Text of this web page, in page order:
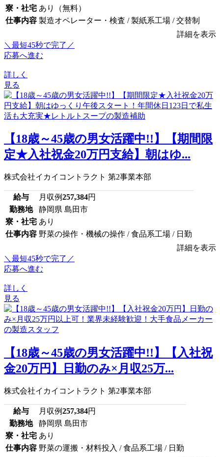
寮・社宅 あり（無料）
仕事内容 製造オペレーター・検査 / 製紙系工場 / 交替制
詳細を表示
＼最短45秒で完了／
応募へ進む
詳しく
見る
【18歳～45歳の男女活躍中!!】【期間限
定★入社祝金20万円支給】朝はゆ...
株式会社イカイコントラクト 第2事業本部
給与 月収例257,384円
勤務地
静岡県 島田市
寮・社宅 あり
仕事内容 野菜の操作・機械の操作 / 食品系工場 / 日勤
詳細を表示
＼最短45秒で完了／
応募へ進む
詳しく
見る
【18歳～45歳の男女活躍中!!】【入社祝
金20万円】日勤のみ×月収25万...
株式会社イカイコントラクト 第2事業本部
給与 月収例257,384円
勤務地
静岡県 島田市
寮・社宅 あり
仕事内容 野菜の運搬・材料投入 / 食品系工場 / 日勤